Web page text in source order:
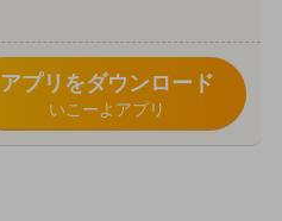
アプリをダウンロード
いこーよアプリ